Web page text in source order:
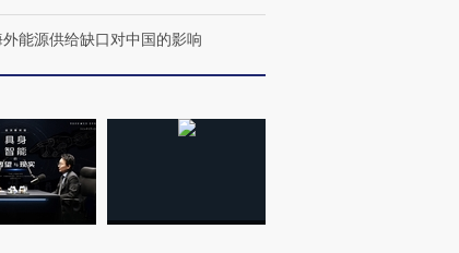
7万
3种
视线｜被称为“蟑螂”的印
育部长拱下台
视线｜“入侵”还是“人道危
飞地休达
链博
外能源供给缺口对中国的影响